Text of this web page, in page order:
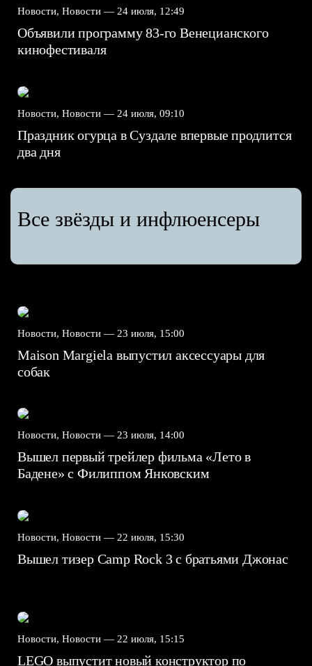
Новости, Новости — 24 июля, 12:49
Объявили программу 83-го Венецианского
кинофестиваля
Новости, Новости — 24 июля, 09:10
Праздник огурца в Суздале впервые продлится
два дня
Все звёзды и инфлюенсеры
Новости, Новости — 23 июля, 15:00
Maison Margiela выпустил аксессуары для
собак
Новости, Новости — 23 июля, 14:00
Вышел первый трейлер фильма «Лето в
Бадене» с Филиппом Янковским
Новости, Новости — 22 июля, 15:30
Вышел тизер Camp Rock 3 с братьями Джонас
Новости, Новости — 22 июля, 15:15
LEGO выпустит новый конструктор по